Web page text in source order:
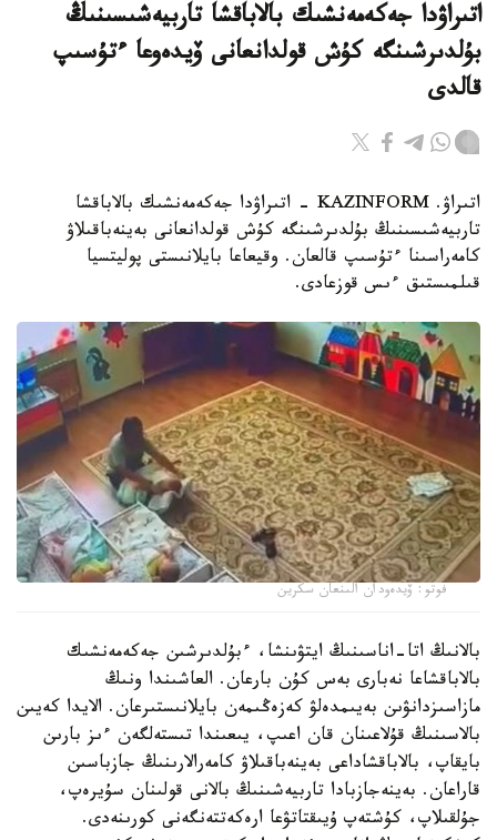
اتىراۋدا جەكەمەنشىك بالاباقشا تاربيەشىسىنىڭ
بۇلدىرشىنگە كۇش قولدانعانى ۆيدەوعا ءتۇسىپ
قالدى
اتىراۋ. KAZINFORM - اتىراۋدا جەكەمەنشىك بالاباقشا
تاربيەشىسىنىڭ بۇلدىرشىنگە كۇش قولدانعانى بەينەباقىلاۋ
كامەراسىنا ءتۇسىپ قالعان. وقيعاعا بايلانىستى پوليتسيا
قىلمىستىق ءىس قوزعادى.
فوتو: ۆيدەودان الىنعان سكرين
بالانىڭ اتا-اناسىنىڭ ايتۋىنشا، ءبۇلدىرشىن جەكەمەنشىك
بالاباقشاعا نەبارى بەس كۇن بارعان. العاشىندا ونىڭ
مازاسىزدانۋىن بەيىمدەلۋ كەزەڭىمەن بايلانىستىرعان. الايدا كەيىن
بالاسىنىڭ قۇلاعىنان قان اعىپ، يىعىندا تىستەلگەن ءىز بارىن
بايقاپ، بالاباقشاداعى بەينەباقىلاۋ كامەرالارىنىڭ جازباسىن
قاراعان. بەينەجازبادا تاربيەشىنىڭ بالانى قولىنان سۇيرەپ،
جۇلقىلاپ، كۇشتەپ ۇيىقتاتۋعا ارەكەتتەنگەنى كورىنەدى.